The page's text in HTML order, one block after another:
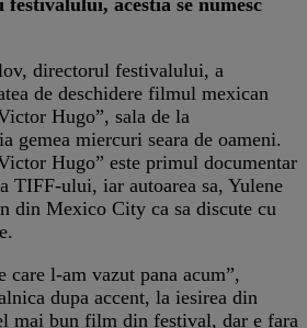
directorul festivalului, a
de deschidere filmul mexican
Hugo”, sala de la
gemea miercuri seara de oameni.
Hugo” este primul documentar
TIFF-ului, iar autoarea sa, Yulene
din Mexico City ca sa discute cu
l-am vazut pana acum”,
dupa accent, la iesirea din
mai bun film din festival, dar e fara